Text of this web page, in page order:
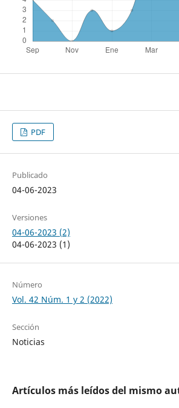
PDF
Publicado
04-06-2023
Versiones
04-06-2023 (2)
04-06-2023 (1)
Número
Vol. 42 Núm. 1 y 2 (2022)
Sección
Noticias
Artículos más leídos del mismo